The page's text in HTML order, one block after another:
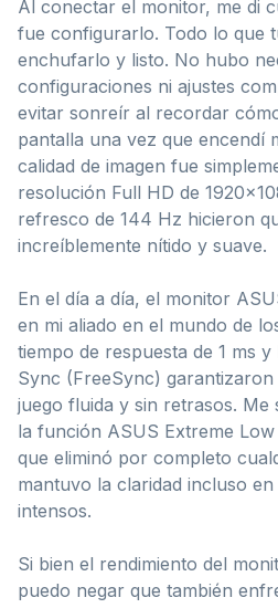
Al conectar el monitor, me di
fue configurarlo. Todo lo que
enchufarlo y listo. No hubo
configuraciones ni ajustes
evitar sonreír al recordar
pantalla una vez que encendí
calidad de imagen fue
resolución Full HD de
refresco de 144 Hz hicieron
increíblemente nítido y suave.
En el día a día, el monitor
en mi aliado en el mundo de
tiempo de respuesta de 1 ms
Sync (FreeSync)
juego fluida y sin retrasos. Me
la función ASUS Extreme
que eliminó por completo
mantuvo la claridad incluso
intensos.
Si bien el rendimiento del
puedo negar que también